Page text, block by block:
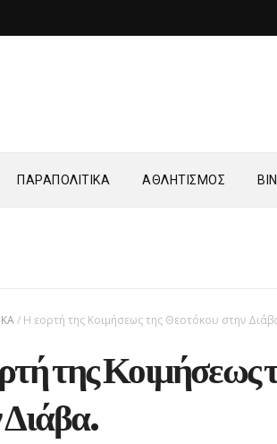
ΠΑΡΑΠΟΛΙΤΙΚΑ ΑΘΛΗΤΙΣΜΟΣ
/ Η εορτή της Κοιμήσεως της Θεοτόκου στην
της Κοιμήσεως